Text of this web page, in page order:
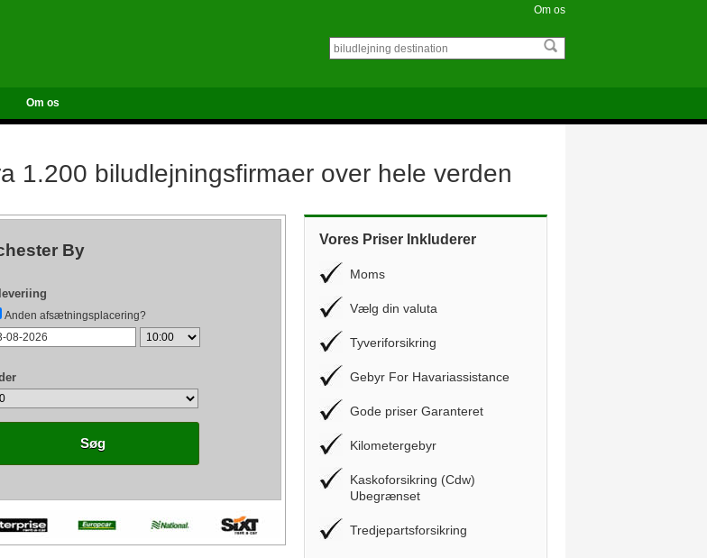
Om os
Om os
1.200 biludlejningsfirmaer over hele verden
By
Anden afsætningsplacering?
Søg
Vores Priser Inkluderer
Moms
Vælg din valuta
Tyveriforsikring
Gebyr For Havariassistance
Gode priser Garanteret
Kilometergebyr
Kaskoforsikring (Cdw)
Ubegrænset
Tredjepartsforsikring